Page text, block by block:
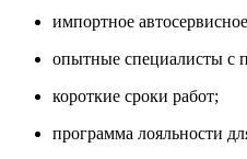
импортное
опытные специалисты с
короткие сроки работ;
программа лояльности